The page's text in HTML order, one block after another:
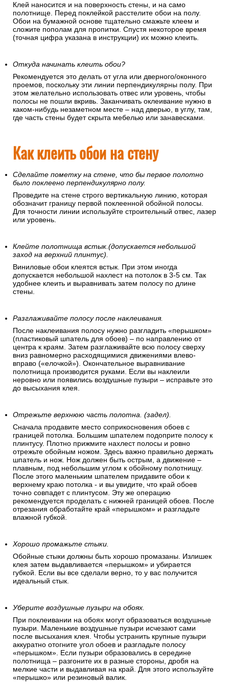
Клей наносится и на поверхность стены, и на само
полотнище. Перед поклейкой расстелите обои на полу.
Обои на бумажной основе тщательно смажьте клеем и
сложите пополам для пропитки. Спустя некоторое время
(точная цифра указана в инструкции) их можно клеить.
Откуда начинать клеить обои?
Рекомендуется это делать от угла или дверного/оконного
проемов, поскольку эти линии перпендикулярны полу. При
этом желательно использовать отвес или уровень, чтобы
полосы не пошли вкривь. Заканчивать оклеивание нужно в
каком-нибудь незаметном месте – над дверью, в углу, там,
где часть стены будет скрыта мебелью или занавесками.
Как клеить обои на стену
Сделайте пометку на стене, что бы первое полотно
было поклеено перпендикулярно полу.
Проведите на стене строго вертикальную линию, которая
обозначит границу первой поклеенной обойной полосы.
Для точности линии используйте строительный отвес, лазер
или уровень.
Клейте полотнища встык.(допускается небольшой
заход на верхний плинтус).
Виниловые обои клеятся встык. При этом иногда
допускается небольшой нахлест на потолок в 3-5 см. Так
удобнее клеить и выравнивать затем полосу по длине
стены.
Разглаживайте полосу после наклеивания.
После наклеивания полосу нужно разгладить «перышком»
(пластиковый шпатель для обоев) – по направлению от
центра к краям. Затем разглаживайте всю полосу сверху
вниз равномерно расходящимися движениями влево-
вправо («елочкой»). Окончательное выравнивание
полотнища производится руками. Если вы наклеили
неровно или появились воздушные пузыри – исправьте это
до высыхания клея.
Отрежьте верхнюю часть полотна. (задел).
Сначала продавите место соприкосновения обоев с
границей потолка. Большим шпателем подоприте полосу к
плинтусу. Плотно прижмите нахлест полосы и ровно
отрежьте обойным ножом. Здесь важно правильно держать
шпатель и нож. Нож должен быть острым, а движение –
плавным, под небольшим углом к обойному полотнищу.
После этого маленьким шпателем придавите обои к
верхнему краю потолка - и вы увидите, что край обоев
точно совпадет с плинтусом. Эту же операцию
рекомендуется проделать с нижней границей обоев. После
отрезания обработайте край «перышком» и разгладьте
влажной губкой.
Хорошо промажьте стыки.
Обойные стыки должны быть хорошо промазаны. Излишек
клея затем выдавливается «перышком» и убирается
губкой. Если вы все сделали верно, то у вас получится
идеальный стык.
Уберите воздушные пузыри на обоях.
При поклеивании на обоях могут образоваться воздушные
пузыри. Маленькие воздушные пузыри исчезают сами
после высыхания клея. Чтобы устранить крупные пузыри
аккуратно отогните угол обоев и разгладьте полосу
«перышком». Если пузыри образовались в середине
полотнища – разгоните их в разные стороны, дробя на
мелкие части и выдавливая на край. Для этого используйте
«перышко» или резиновый валик.